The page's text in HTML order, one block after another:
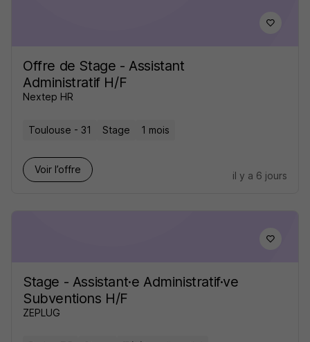
Offre de Stage - Assistant
Administratif H/F
Nextep HR
Toulouse - 31 Stage 1 mois
Voir l’offre
il y a 6 jours
Stage - Assistant·e Administratif·ve
Subventions H/F
ZEPLUG